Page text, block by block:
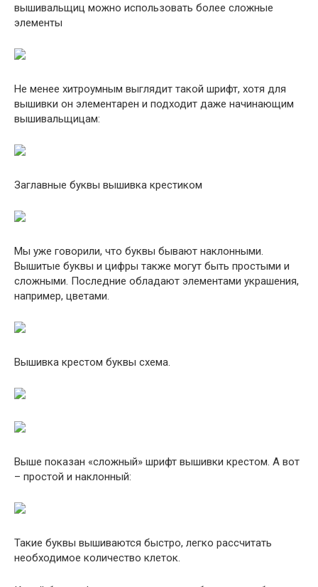
вышивальщиц можно использовать более сложные
элементы
Не менее хитроумным выглядит такой шрифт, хотя для
вышивки он элементарен и подходит даже начинающим
вышивальщицам:
Заглавные буквы вышивка крестиком
Мы уже говорили, что буквы бывают наклонными.
Вышитые буквы и цифры также могут быть простыми и
сложными. Последние обладают элементами украшения,
например, цветами.
Вышивка крестом буквы схема.
Выше показан «сложный» шрифт вышивки крестом. А вот
– простой и наклонный:
Такие буквы вышиваются быстро, легко рассчитать
необходимое количество клеток.